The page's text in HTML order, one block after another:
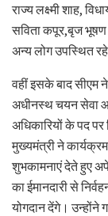
राज्य लक्ष्मी शाह,
सविता कपूर,बृज भूषण
अन्य लोग उपस्थित
वहीं इसके बाद सीएम
अधीनस्थ चयन सेवा
अधिकारियों के पद पर
मुख्यमंत्री ने
शुभकामनाएं देते हुए
का ईमानदारी से
योगदान देंगे। उन्होंने